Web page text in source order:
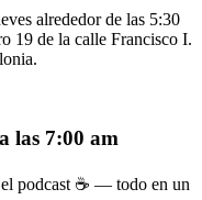
alrededor de las 5:30
19 de la calle Francisco I.
las 7:00 am
podcast ☕ — todo en un